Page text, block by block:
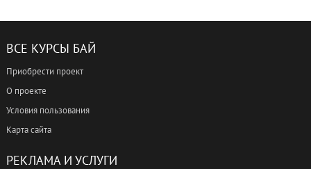
ВСЕ КУРСЫ БАЙ
Приобрести проект
О проекте
Условия пользования
Карта сайта
РЕКЛАМА И УСЛУГИ